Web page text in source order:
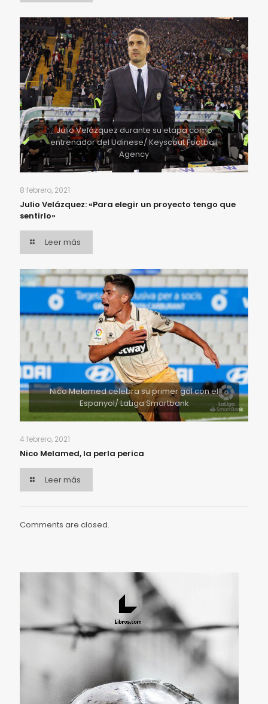
Julio Velázquez durante su etapa como
entrenador del Udinese/ Keyscout Football
Agency
8 febrero, 2021
Julio Velázquez: «Para elegir un proyecto tengo que
sentirlo»
Leer más
Nico Melamed celebra su primer gol con el
Espanyol/ LaLiga Smartbank
4 febrero, 2021
Nico Melamed, la perla perica
Leer más
Comments are closed.